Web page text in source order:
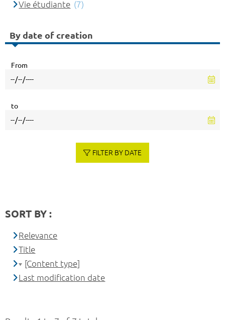
Vie étudiante (7)
By date of creation
From
to
FILTER BY DATE
SORT BY :
Relevance
Title
[Content type]
Last modification date